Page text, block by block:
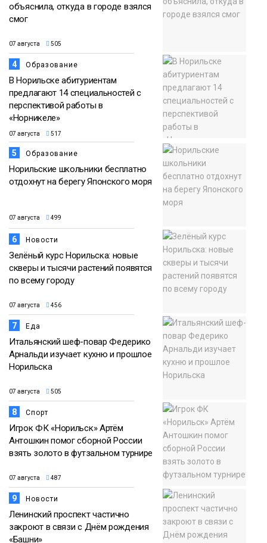
объяснила, откуда в городе взялся
смог
07 августа 505
4 Образование
В Норильске абитуриентам
предлагают 14 специальностей с
перспективой работы в
«Норникеле»
07 августа 517
5 Образование
Норильские школьники бесплатно
отдохнут на берегу Японского моря
07 августа 499
6 Новости
Зелёный курс Норильска: новые
скверы и тысячи растений появятся
по всему городу
07 августа 456
7 Еда
Итальянский шеф-повар Федерико
Арнальди изучает кухню и прошлое
Норильска
07 августа 505
8 Спорт
Игрок ФК «Норильск» Артём
Антошкин помог сборной России
взять золото в футзальном турнире
07 августа 487
9 Новости
Ленинский проспект частично
закроют в связи с Днём рождения
«Башни»